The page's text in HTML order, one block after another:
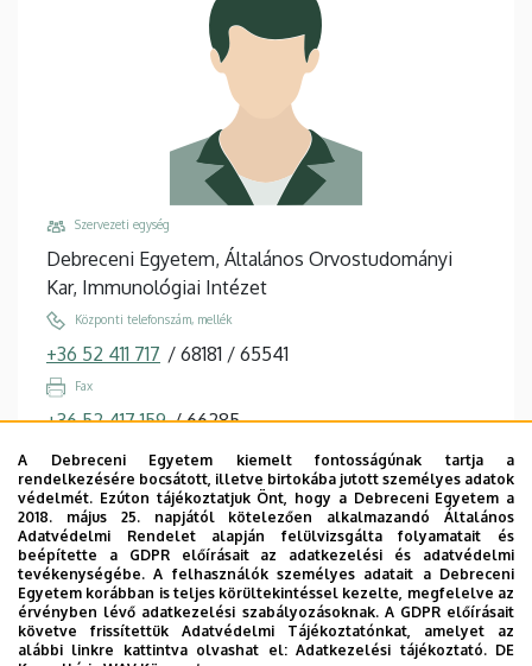
Szervezeti egység
Debreceni Egyetem, Általános Orvostudományi
Kar, Immunológiai Intézet
Központi telefonszám, mellék
+36 52 411 717 / 68181 / 65541
Fax
+36 52 417 159 / 66285
varga.aliz@med.unideb.hu
Cím
4032 Debrecen, Egyetem tér 1.
Épület, emelet, ajtó
Élettudományi labor épület, 2. emelet, 2.208,
2.003-2.004
A Debreceni Egyetem kiemelt fontosságúnak tartja a
rendelkezésére bocsátott, illetve birtokába jutott személyes adatok
védelmét. Ezúton tájékoztatjuk Önt, hogy a Debreceni Egyetem a
2018. május 25. napjától kötelezően alkalmazandó Általános
Adatvédelmi Rendelet alapján felülvizsgálta folyamatait és
beépítette a GDPR előírásait az adatkezelési és adatvédelmi
tevékenységébe. A felhasználók személyes adatait a Debreceni
Egyetem korábban is teljes körültekintéssel kezelte, megfelelve az
érvényben lévő adatkezelési szabályozásoknak. A GDPR előírásait
követve frissítettük Adatvédelmi Tájékoztatónkat, amelyet az
alábbi linkre kattintva olvashat el:Adatkezelési tájékoztató. DE